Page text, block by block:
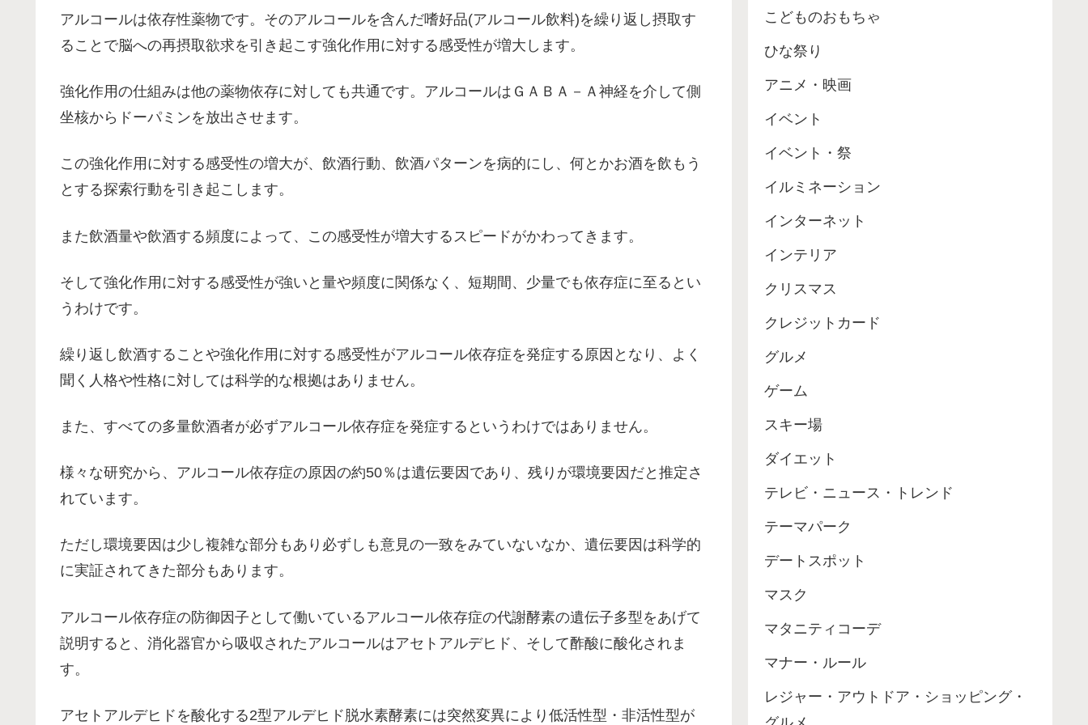
アルコールは依存性薬物です。そのアルコールを含んだ嗜好品(アルコール飲料)を繰り返し摂取す
ることで脳への再摂取欲求を引き起こす強化作用に対する感受性が増大します。
強化作用の仕組みは他の薬物依存に対しても共通です。アルコールはＧＡＢＡ－Ａ神経を介して側
坐核からドーパミンを放出させます。
この強化作用に対する感受性の増大が、飲酒行動、飲酒パターンを病的にし、何とかお酒を飲もう
とする探索行動を引き起こします。
また飲酒量や飲酒する頻度によって、この感受性が増大するスピードがかわってきます。
そして強化作用に対する感受性が強いと量や頻度に関係なく、短期間、少量でも依存症に至るとい
うわけです。
繰り返し飲酒することや強化作用に対する感受性がアルコール依存症を発症する原因となり、よく
聞く人格や性格に対しては科学的な根拠はありません。
また、すべての多量飲酒者が必ずアルコール依存症を発症するというわけではありません。
様々な研究から、アルコール依存症の原因の約50％は遺伝要因であり、残りが環境要因だと推定さ
れています。
ただし環境要因は少し複雑な部分もあり必ずしも意見の一致をみていないなか、遺伝要因は科学的
に実証されてきた部分もあります。
アルコール依存症の防御因子として働いているアルコール依存症の代謝酵素の遺伝子多型をあげて
説明すると、消化器官から吸収されたアルコールはアセトアルデヒド、そして酢酸に酸化されま
す。
アセトアルデヒドを酸化する2型アルデヒド脱水素酵素には突然変異により低活性型・非活性型が
こどものおもちゃ
ひな祭り
アニメ・映画
イベント
イベント・祭
イルミネーション
インターネット
インテリア
クリスマス
クレジットカード
グルメ
ゲーム
スキー場
ダイエット
テレビ・ニュース・トレンド
テーマパーク
デートスポット
マスク
マタニティコーデ
マナー・ルール
レジャー・アウトドア・ショッピング・